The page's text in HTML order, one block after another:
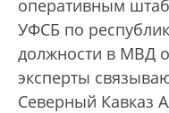
оперативным
УФСБ по
должности в МВД
эксперты
Северный Кавказ